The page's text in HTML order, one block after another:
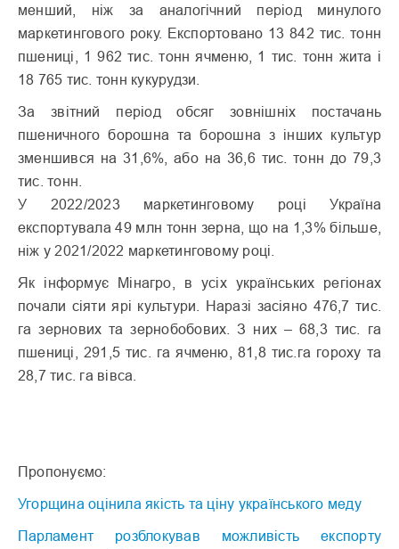
менший, ніж за аналогічний період минулого
маркетингового року. Експортовано 13 842 тис. тонн
пшениці, 1 962 тис. тонн ячменю, 1 тис. тонн жита і
18 765 тис. тонн кукурудзи.
За звітний період обсяг зовнішніх постачань
пшеничного борошна та борошна з інших культур
зменшився на 31,6%, або на 36,6 тис. тонн до 79,3
тис. тонн.
У 2022/2023 маркетинговому році Україна
експортувала 49 млн тонн зерна, що на 1,3% більше,
ніж у 2021/2022 маркетинговому році.
Як інформує Мінагро, в усіх українських регіонах
почали сіяти ярі культури. Наразі засіяно 476,7 тис.
га зернових та зернобобових. З них – 68,3 тис. га
пшениці, 291,5 тис. га ячменю, 81,8 тис.га гороху та
28,7 тис. га вівса.
Пропонуємо:
Угорщина оцінила якість та ціну українського меду
Парламент розблокував можливість експорту